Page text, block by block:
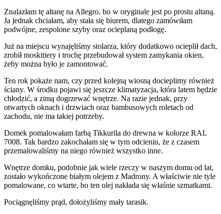
Znalazłam tę altanę na Allegro, bo w oryginale jest po prostu altaną.
Ja jednak chciałam, aby stała się biurem, dlatego zamówiłam
podwójne, zespolone szyby oraz ocieplaną podłogę.
Już na miejscu wynajęliśmy stolarza, który dodatkowo ocieplił dach,
zrobił moskitiery i trochę przebudował system zamykania okien,
żeby można było je zamontować.
Ten rok pokaże nam, czy przed kolejną wiosną docieplimy również
ściany. W środku pojawi się jeszcze klimatyzacja, która latem będzie
chłodzić, a zimą dogrzewać wnętrze. Na razie jednak, przy
otwartych oknach i drzwiach oraz bambusowych roletach od
zachodu, nie ma takiej potrzeby.
Domek pomalowałam farbą Tikkurila do drewna w kolorze RAL
7008. Tak bardzo zakochałam się w tym odcieniu, że z czasem
przemalowaliśmy na niego również wszystko inne.
Wnętrze domku, podobnie jak wiele rzeczy w naszym domu od lat,
zostało wykończone białym olejem z Madrony. A właściwie nie tyle
pomalowane, co wtarte, bo ten olej nakłada się właśnie szmatkami.
Pociągnęliśmy prąd, dołożyliśmy mały tarasik.